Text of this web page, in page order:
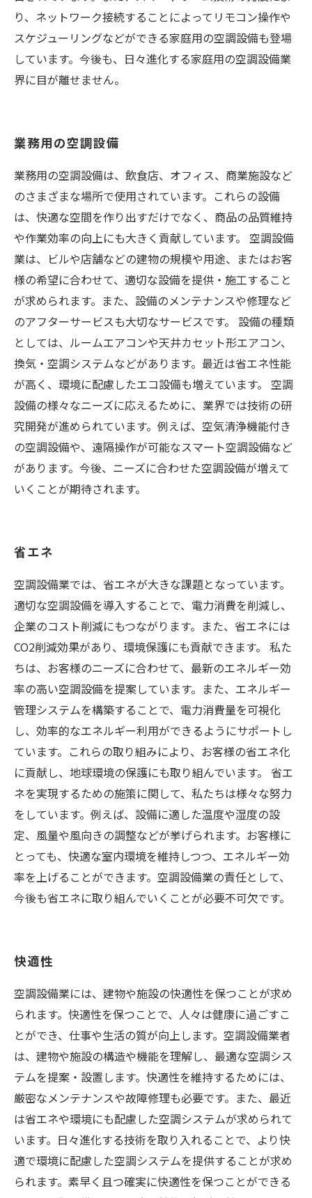
り、ネットワーク接続することによってリモコン操作や
スケジューリングなどができる家庭用の空調設備も登場
しています。今後も、日々進化する家庭用の空調設備業
界に目が離せません。
業務用の空調設備
業務用の空調設備は、飲食店、オフィス、商業施設など
のさまざまな場所で使用されています。これらの設備
は、快適な空間を作り出すだけでなく、商品の品質維持
や作業効率の向上にも大きく貢献しています。 空調設備
業は、ビルや店舗などの建物の規模や用途、またはお客
様の希望に合わせて、適切な設備を提供・施工すること
が求められます。また、設備のメンテナンスや修理など
のアフターサービスも大切なサービスです。 設備の種類
としては、ルームエアコンや天井カセット形エアコン、
換気・空調システムなどがあります。最近は省エネ性能
が高く、環境に配慮したエコ設備も増えています。 空調
設備の様々なニーズに応えるために、業界では技術の研
究開発が進められています。例えば、空気清浄機能付き
の空調設備や、遠隔操作が可能なスマート空調設備など
があります。今後、ニーズに合わせた空調設備が増えて
いくことが期待されます。
省エネ
空調設備業では、省エネが大きな課題となっています。
適切な空調設備を導入することで、電力消費を削減し、
企業のコスト削減にもつながります。また、省エネには
CO2削減効果があり、環境保護にも貢献できます。 私た
ちは、お客様のニーズに合わせて、最新のエネルギー効
率の高い空調設備を提案しています。また、エネルギー
管理システムを構築することで、電力消費量を可視化
し、効率的なエネルギー利用ができるようにサポートし
ています。これらの取り組みにより、お客様の省エネ化
に貢献し、地球環境の保護にも取り組んでいます。 省エ
ネを実現するための施策に関して、私たちは様々な努力
をしています。例えば、設備に適した温度や湿度の設
定、風量や風向きの調整などが挙げられます。お客様に
とっても、快適な室内環境を維持しつつ、エネルギー効
率を上げることができます。空調設備業の責任として、
今後も省エネに取り組んでいくことが必要不可欠です。
快適性
空調設備業には、建物や施設の快適性を保つことが求め
られます。快適性を保つことで、人々は健康に過ごすこ
とができ、仕事や生活の質が向上します。空調設備業者
は、建物や施設の構造や機能を理解し、最適な空調シス
テムを提案・設置します。快適性を維持するためには、
厳密なメンテナンスや故障修理も必要です。また、最近
は省エネや環境にも配慮した空調システムが求められて
います。日々進化する技術を取り入れることで、より快
適で環境に配慮した空調システムを提供することが求め
られます。素早く且つ確実に快適性を保つことができる